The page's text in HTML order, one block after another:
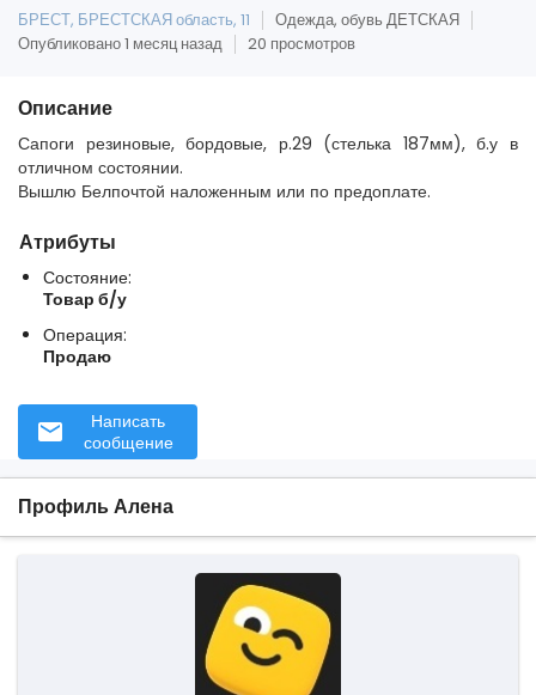
БРЕСТ, БРЕСТСКАЯ область, 11
Одежда, обувь ДЕТСКАЯ
Опубликовано 1 месяц назад
20 просмотров
Описание
Сапоги резиновые, бордовые, р.29 (стелька 187мм), б.у в
отличном состоянии.
Вышлю Белпочтой наложенным или по предоплате.
Атрибуты
Состояние:
Товар б/у
Операция:
Продаю
Написать
сообщение
Профиль Алена